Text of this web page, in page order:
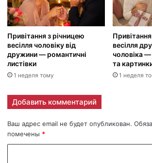
Привітання з річницею
весілля чоловіку від
дружини — романтичні
листівки
1 неделя тому
весілля
чоловіка
та
1 неделя
Добавить комментарий
Ваш адрес email не будет опубликован.
помечены *